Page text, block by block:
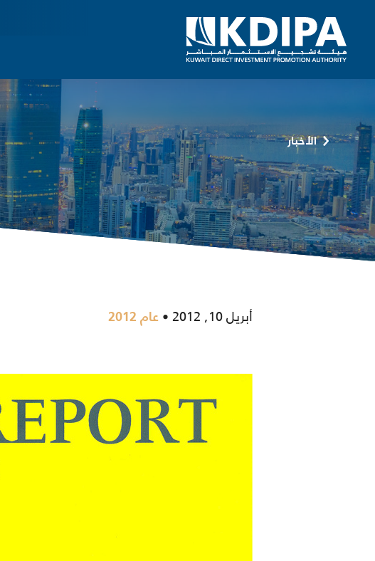
الأخبار
أبريل 10, 2012 عام 2012